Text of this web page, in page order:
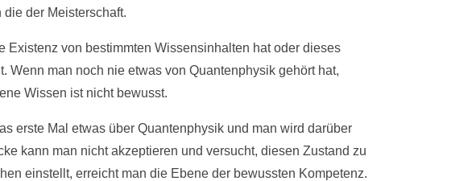
der Meisterschaft.
von bestimmten Wissensinhalten hat oder dieses
man noch nie etwas von Quantenphysik gehört hat,
Wissen ist nicht bewusst.
erste Mal etwas über Quantenphysik und man wird darüber
kann man nicht akzeptieren und versucht, diesen Zustand zu
einstellt, erreicht man die Ebene der bewussten Kompetenz.